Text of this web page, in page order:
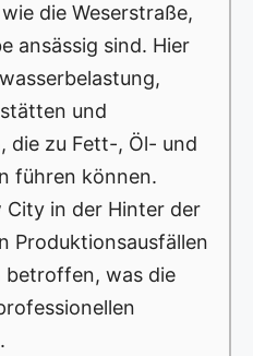
die Weserstraße,
ansässig sind. Hier
und
die zu Fett-, Öl- und
führen können.
City in der Hinter der
Produktionsausfällen
betroffen, was die